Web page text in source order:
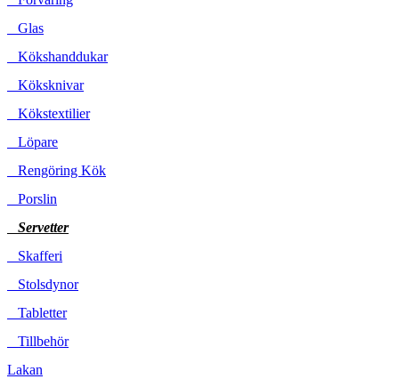
Glas
Kökshanddukar
Köksknivar
Kökstextilier
Löpare
Rengöring Kök
Porslin
Servetter
Skafferi
Stolsdynor
Tabletter
Tillbehör
Lakan